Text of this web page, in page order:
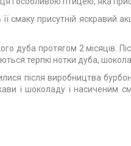
смаку присутній яскравий
протягом 2 місяців.
терпкі нотки дуба,
після виробництва
і шоколаду і насиченим